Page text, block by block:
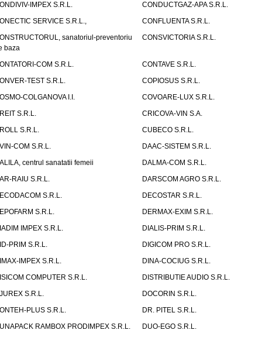
IMPEX S.R.L.
CONDUCTGAZ-APA S.R.L.
SERVICE S.R.L.,
CONFLUENTA S.R.L.
sanatoriul-preventoriu
baza
CONSVICTORIA S.R.L.
COM S.R.L.
CONTAVE S.R.L.
TEST S.R.L.
COPIOSUS S.R.L.
COLGANOVA I.I.
COVOARE-LUX S.R.L.
S.R.L.
CRICOVA-VIN S.A.
S.R.L.
CUBECO S.R.L.
COM S.R.L.
DAAC-SISTEM S.R.L.
centrul sanatatii femeii
DALMA-COM S.R.L.
RAIU S.R.L.
DARSCOM AGRO S.R.L.
S.R.L.
DECOSTAR S.R.L.
S.R.L.
DERMAX-EXIM S.R.L.
IMPEX S.R.L.
DIALIS-PRIM S.R.L.
PRIM S.R.L.
DIGICOM PRO S.R.L.
IMPEX S.R.L.
DINA-COCIUG S.R.L.
COMPUTER S.R.L.
DISTRIBUTIE AUDIO S.R.L.
S.R.L.
DOCORIN S.R.L.
PLUS S.R.L.
DR. PITEL S.R.L.
RAMBOX PRODIMPEX S.R.L.
DUO-EGO S.R.L.